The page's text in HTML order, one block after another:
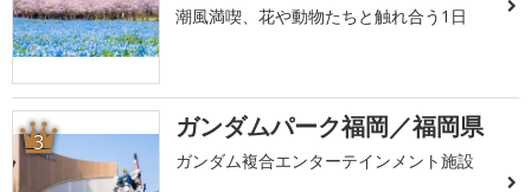
潮風満喫、花や動物たちと触れ合う1日
3 ガンダムパーク福岡／福岡県
ガンダム複合エンターテインメント施設